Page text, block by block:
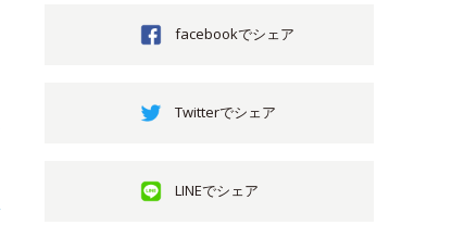
facebookでシェア
Twitterでシェア
LINEでシェア